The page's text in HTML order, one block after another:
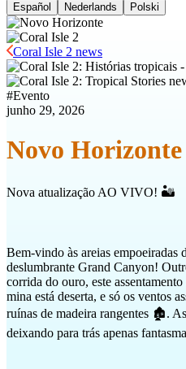
Español
Nederlands Polski
Coral Isle 2 news
#Evento
junho 29, 2026
Novo Horizonte
Nova atualização AO VIVO! 🏜️
Bem-vindo às areias empoeiradas
deslumbrante Grand Canyon!
corrida do ouro, este
mina está deserta, e só os ventos
ruínas de madeira rangentes 🏚️.
deixando para trás apenas